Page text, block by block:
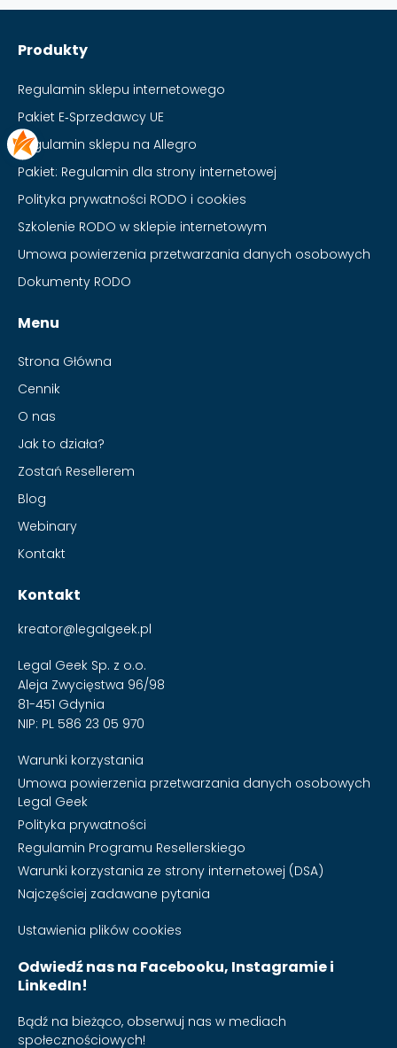
Produkty
Regulamin sklepu internetowego
Pakiet E‑Sprzedawcy UE
Regulamin sklepu na Allegro
Pakiet: Regulamin dla strony internetowej
Polityka prywatności RODO i cookies
Szkolenie RODO w sklepie internetowym
Umowa powierzenia przetwarzania danych osobowych
Dokumenty RODO
Menu
Strona Główna
Cennik
O nas
Jak to działa?
Zostań Resellerem
Blog
Webinary
Kontakt
Kontakt
kreator@legalgeek.pl
Legal Geek Sp. z o.o.
Aleja Zwycięstwa 96/98
81-451 Gdynia
NIP: PL 586 23 05 970
Warunki korzystania
Umowa powierzenia przetwarzania danych osobowych
Legal Geek
Polityka prywatności
Regulamin Programu Resellerskiego
Warunki korzystania ze strony internetowej (DSA)
Najczęściej zadawane pytania
Ustawienia plików cookies
Odwiedź nas na Facebooku, Instagramie i
LinkedIn!
Bądź na bieżąco, obserwuj nas w mediach
społecznościowych!